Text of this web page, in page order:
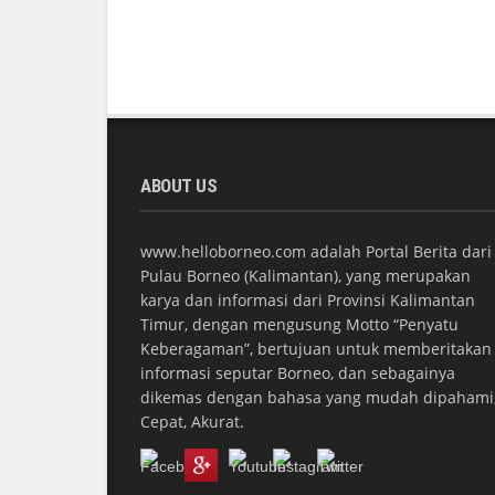
ABOUT US
www.helloborneo.com adalah Portal Berita dari
Pulau Borneo (Kalimantan), yang merupakan
karya dan informasi dari Provinsi Kalimantan
Timur, dengan mengusung Motto “Penyatu
Keberagaman”, bertujuan untuk memberitakan
informasi seputar Borneo, dan sebagainya
dikemas dengan bahasa yang mudah
Cepat, Akurat.